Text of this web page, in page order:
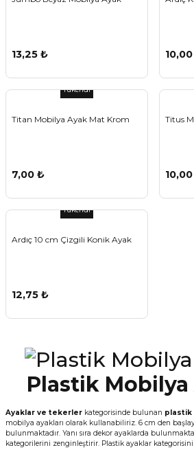
13,25 ₺
Tükendi
Titan Mobilya Ayak Mat Krom
7,00 ₺
Titus
Tükendi
Ardıç 10 cm Çizgili Konik Ayak
12,75 ₺
Plastik Mobilya
Ayaklar ve tekerler kategorisinde bulunan plastik
mobilya ayakları olarak kullanabiliriz. 6 cm den
bulunmaktadır. Yanı sıra dekor ayaklarda
kategorilerini zenginleştirir. Plastik ayaklar